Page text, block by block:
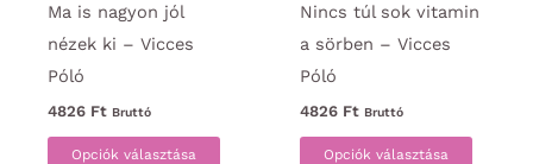
Ma is nagyon jól
nézek ki – Vicces
Póló
4826 Ft Bruttó
Opciók választása
Ennek
Nincs túl sok vitamin
a sörben – Vicces
Póló
4826 Ft Bruttó
Opciók választása
Ennek